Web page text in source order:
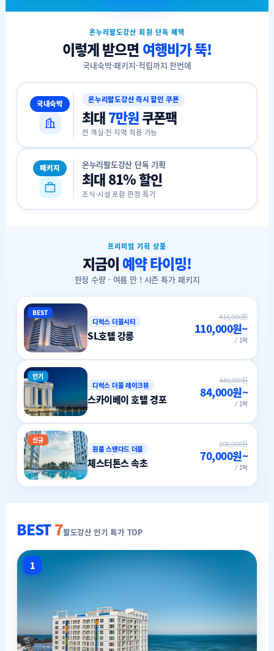
온누리팔도강산 회원 단독 혜택
이렇게 받으면 여행비가 뚝!
국내숙박·패키지·적립까지 한번에
국내숙박 온누리팔도강산 즉시 할인 쿠폰
최대7만원쿠폰팩
전 객실·전 지역 적용 가능
패키지 온누리팔도강산 단독 기획
최대 81% 할인
조식·시설 포함 한정 특가
프리미엄 기획 상품
지금이 예약 타이밍!
한정 수량 · 여름 만 ! 시즌 특가 패키지
BEST
디럭스 더블시티
SL호텔 강릉
416,000원
110,000원~
/ 1박
인기
디럭스 더블 레이크뷰
스카이베이 호텔 경포
440,000원
84,000원~
/ 1박
신규
원룸 스탠다드 더블
체스터톤스 속초
200,000원
70,000원~
/ 1박
BEST7팔도강산 인기 특가 TOP
1